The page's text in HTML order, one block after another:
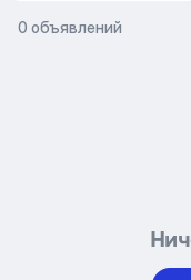
0 объявлений